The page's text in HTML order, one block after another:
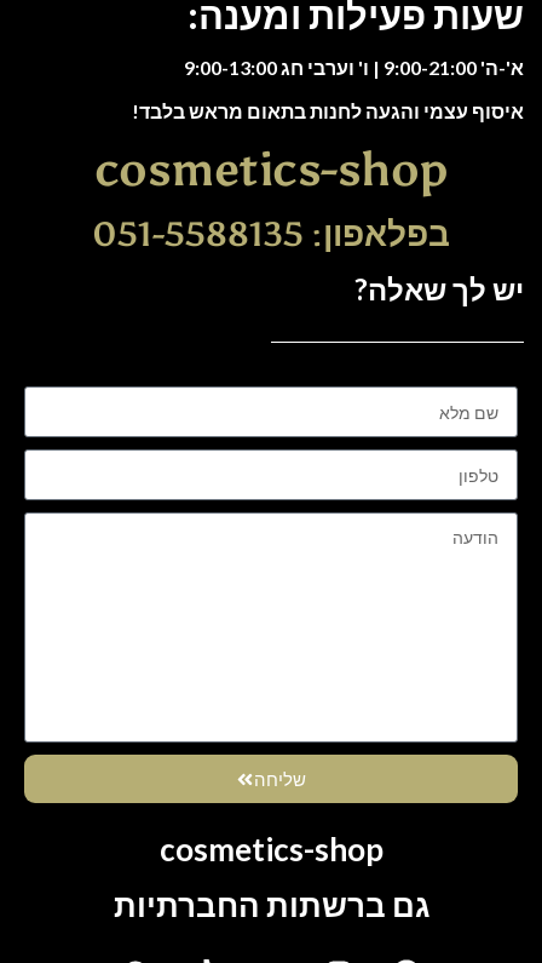
שעות פעילות ומענה:
א'-ה' 9:00-21:00 | ו' וערבי חג 9:00-13:00
איסוף עצמי והגעה לחנות בתאום מראש בלבד!
cosmetics-shop
בפלאפון: 051-5588135
יש לך שאלה?
שליחה
cosmetics-shop
גם ברשתות החברתיות